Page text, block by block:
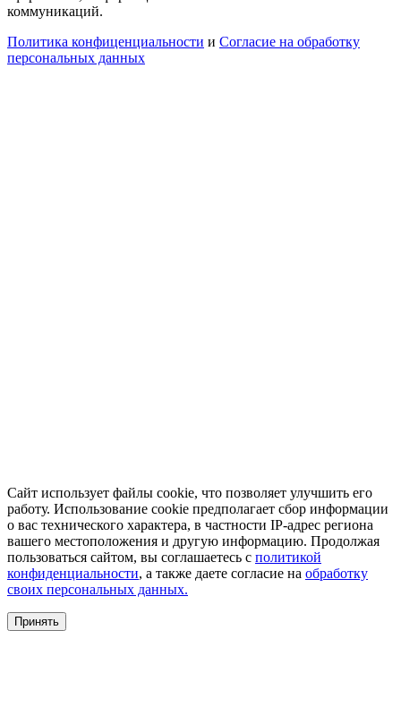
коммуникаций.
Политика конфиценциальности и Согласие на обработку
персональных данных
Сайт использует файлы cookie, что позволяет улучшить его
работу. Использование cookie предполагает сбор информации
о вас технического характера, в частности IP-адрес региона
вашего местоположения и другую информацию. Продолжая
пользоваться сайтом, вы соглашаетесь с политикой
конфиденциальности, а также даете согласие на обработку
своих персональных данных.
Принять